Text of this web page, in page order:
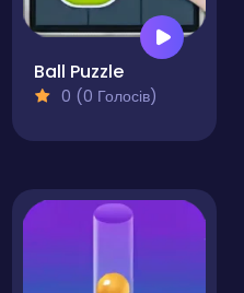
Ball Puzzle
0 (0 Голосів)